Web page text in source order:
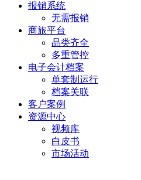
报销系统
无需报销
商旅平台
品类齐全
多重管控
电子会计档案
单套制运行
档案关联
客户案例
资源中心
视频库
白皮书
市场活动